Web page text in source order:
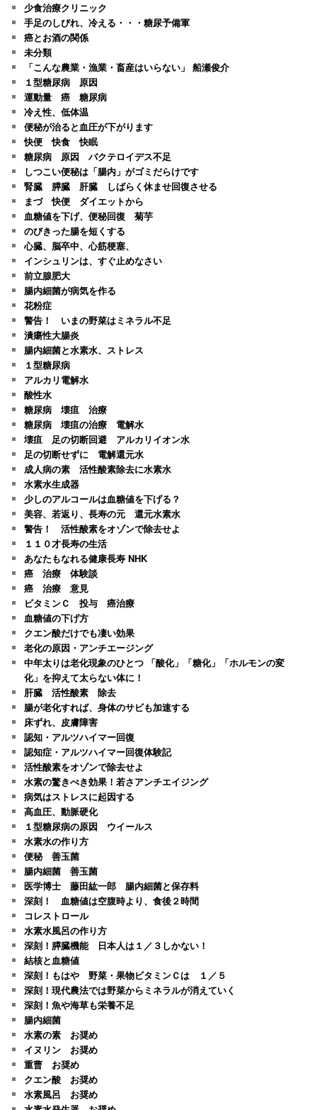
少食治療クリニック
手足のしびれ、冷える・・・糖尿予備軍
癌とお酒の関係
未分類
「こんな農業・漁業・畜産はいらない」 船瀬俊介
１型糖尿病 原因
運動量 癌 糖尿病
冷え性、低体温
便秘が治ると血圧が下がります
快便 快食 快眠
糖尿病 原因 バクテロイデス不足
しつこい便秘は「腸内」がゴミだらけです
腎臓 膵臓 肝臓 しばらく休ませ回復させる
まづ 快便 ダイエットから
血糖値を下げ、便秘回復 菊芋
のびきった腸を短くする
心臓、脳卒中、心筋梗塞、
インシュリンは、すぐ止めなさい
前立腺肥大
腸内細菌が病気を作る
花粉症
警告！ いまの野菜はミネラル不足
潰瘍性大腸炎
腸内細菌と水素水、ストレス
１型糖尿病
アルカリ電解水
酸性水
糖尿病 壊疽 治療
糖尿病 壊疽の治療 電解水
壊疽 足の切断回避 アルカリイオン水
足の切断せずに 電解還元水
成人病の素 活性酸素除去に水素水
水素水生成器
少しのアルコールは血糖値を下げる？
美容、若返り、長寿の元 還元水素水
警告！ 活性酸素をオゾンで除去せよ
１１０才長寿の生活
あなたもなれる健康長寿 NHK
癌 治療 体験談
癌 治療 意見
ビタミンＣ 投与 癌治療
血糖値の下げ方
クエン酸だけでも凄い効果
老化の原因・アンチエージング
中年太りは老化現象のひとつ 「酸化」「糖化」「ホルモンの変
化」を抑えて太らない体に！
肝臓 活性酸素 除去
腸が老化すれば、身体のサビも加速する
床ずれ、皮膚障害
認知・アルツハイマー回復
認知症・アルツハイマー回復体験記
活性酸素をオゾンで除去せよ
水素の驚きべき効果！若さアンチエイジング
病気はストレスに起因する
高血圧、動脈硬化
１型糖尿病の原因 ウイールス
水素水の作り方
便秘 善玉菌
腸内細菌 善玉菌
医学博士 藤田紘一郎 腸内細菌と保存料
深刻！ 血糖値は空腹時より、食後２時間
コレストロール
水素水風呂の作り方
深刻！膵臓機能 日本人は１／３しかない！
結核と血糖値
深刻！もはや 野菜・果物ビタミンＣは １／５
深刻！現代農法では野菜からミネラルが消えていく
深刻！魚や海草も栄養不足
腸内細菌
水素の素 お奨め
イヌリン お奨め
重曹 お奨め
クエン酸 お奨め
水素風呂 お奨め